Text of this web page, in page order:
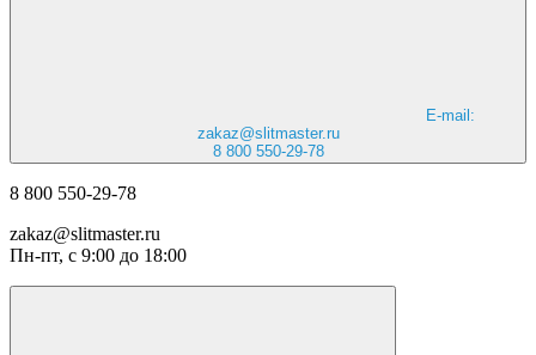
E-mail:
zakaz@slitmaster.ru
8 800 550-29-78
8 800 550-29-78
zakaz@slitmaster.ru
Пн-пт, с 9:00 до 18:00